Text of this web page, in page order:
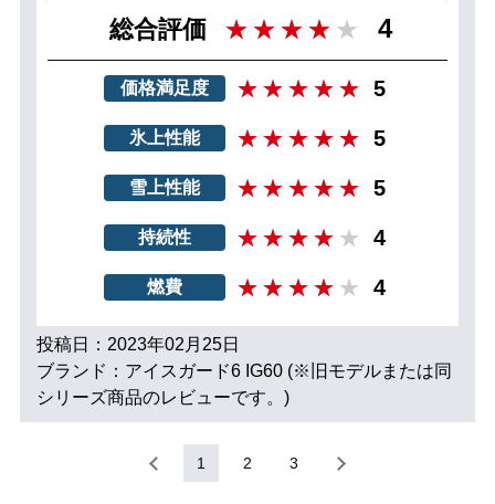
総合評価 4
価格満足度 5
氷上性能 5
雪上性能 5
持続性 4
燃費 4
投稿日：2023年02月25日
ブランド：アイスガード6 IG60 (※旧モデルまたは同
シリーズ商品のレビューです。)
1 2 3